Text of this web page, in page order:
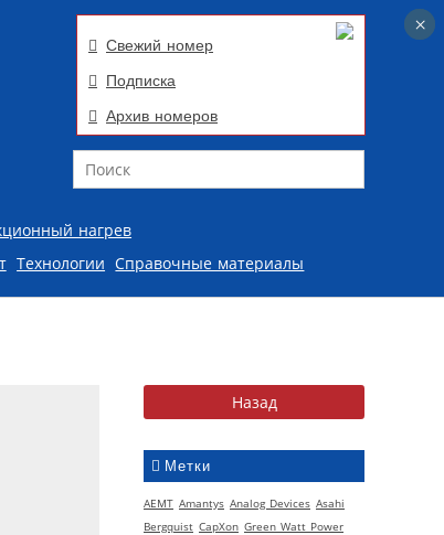
Свежий номер
Подписка
Архив номеров
Поиск
нагрев
Технологии Справочные материалы
Метки
AEMT Amantys Analog Devices Asahi
Bergquist CapXon Green Watt Power
×
×